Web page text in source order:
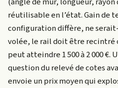
réutilisable en l’état. Gain de
configuration diffère, ne
volée, le rail doit être recintré
peut atteindre 1 500 à 2 000 €.
question du relevé de cotes
envoie un prix moyen qui